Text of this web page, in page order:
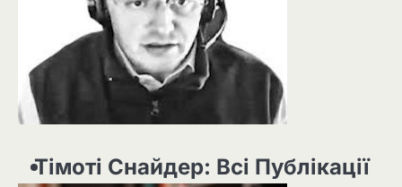
Тімоті Снайдер: Всі Публікації